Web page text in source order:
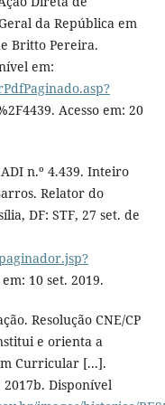
da República em
Britto Pereira.
em:
Acesso em: 20
n.º 4.439. Inteiro
Relator do
DF: STF, 27 set. de
10 set. 2019.
Resolução CNE/CP
e orienta a
Curricular [...].
Disponível